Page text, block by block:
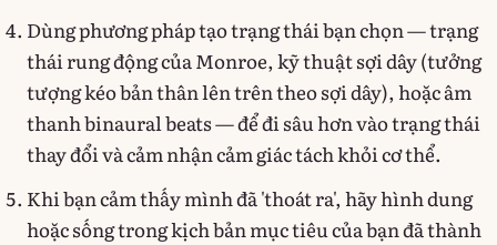
Dùng phương pháp tạo trạng thái bạn chọn — trạng
thái rung động của Monroe, kỹ thuật sợi dây (tưởng
tượng kéo bản thân lên trên theo sợi dây), hoặc âm
thanh binaural beats — để đi sâu hơn vào trạng thái
thay đổi và cảm nhận cảm giác tách khỏi cơ thể.
Khi bạn cảm thấy mình đã 'thoát ra', hãy hình dung
hoặc sống trong kịch bản mục tiêu của bạn đã thành